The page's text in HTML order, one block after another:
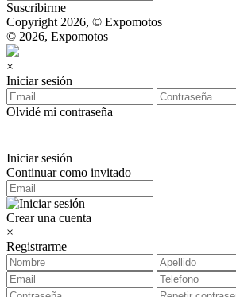
Suscribirme
Copyright 2026, © Expomotos
© 2026, Expomotos
×
Iniciar sesión
Olvidé mi contraseña
Iniciar sesión
Continuar como invitado
Crear una cuenta
×
Registrarme